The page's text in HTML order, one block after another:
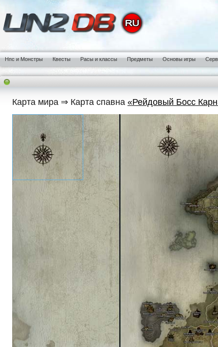
Нпс и Монстры Квесты Расы и классы Предметы Основы игры
Карта мира ⇒ Карта спавна «Рейдовый Босс